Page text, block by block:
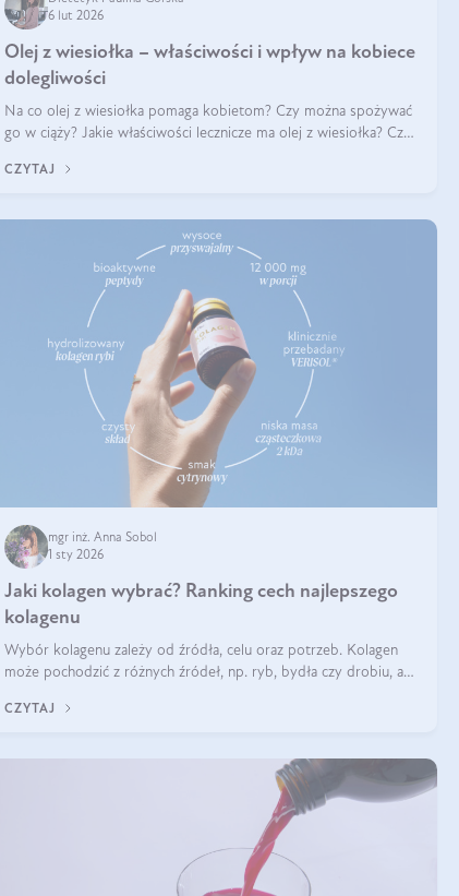
6 lut 2026
Olej z wiesiołka – właściwości i wpływ na kobiece
dolegliwości
Na co olej z wiesiołka pomaga kobietom? Czy można spożywać
go w ciąży? Jakie właściwości lecznicze ma olej z wiesiołka? Czy
efekty? Jaka jes
CZYTAJ
mgr inż. Anna Sobol
1 sty 2026
Jaki kolagen wybrać? Ranking cech najlepszego
kolagenu
Wybór kolagenu zależy od źródła, celu oraz potrzeb. Kolagen
może pochodzić z różnych źródeł, np. ryb, bydła czy drobiu, a
sprawdza się kolagen rybi, a dla wspierania stawów — kolagen
CZYTAJ